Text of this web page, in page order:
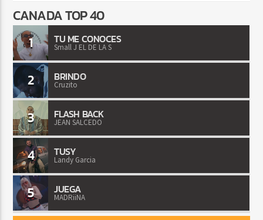
CANADA TOP 40
1 TU ME CONOCES
Small J EL DE LA S
2 BRINDO
Cruzito
3 FLASH BACK
JEAN SALCEDO
4 TUSY
Landy Garcia
5 JUEGA
MADRiiNA